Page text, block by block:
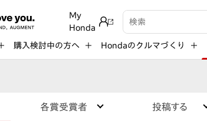
My
Honda
検索キーワード入力
購入検討中の方へ Hondaのクルマづくり
各賞受賞者 投稿する